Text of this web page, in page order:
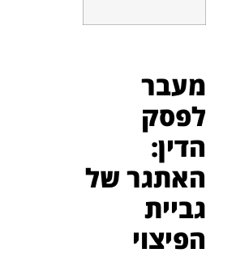
מעבר
לפסק
הדין:
האתגר של
גביית
הפיצוי